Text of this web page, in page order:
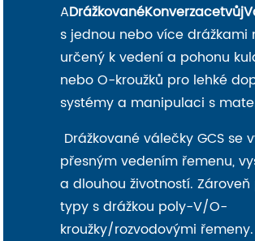
ADrážkovanéKonverzacetvůj
s jednou nebo více drážkami
určený k vedení a pohonu
nebo O-kroužků pro lehké
systémy a manipulaci s
Drážkované válečky GCS se
přesným vedením řemenu,
a dlouhou životností.
typy s drážkou poly-V/O-
kroužky/rozvodovými řemeny.